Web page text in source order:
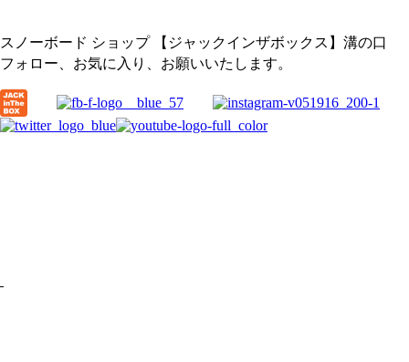
スノーボード ショップ 【ジャックインザボックス】溝の口
フォロー、お気に入り、お願いいたします。